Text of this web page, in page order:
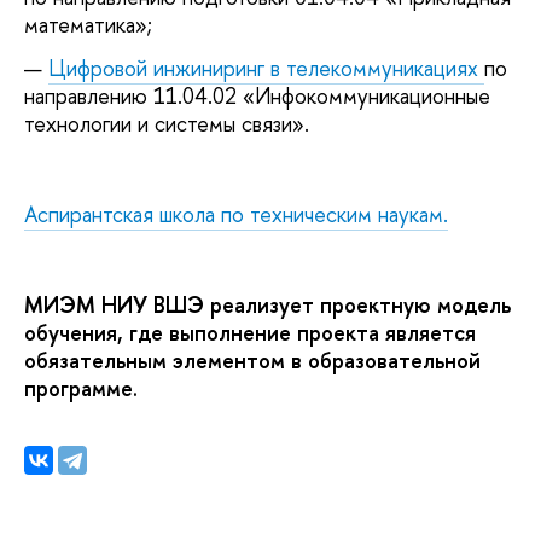
математика»;
Цифровой инжиниринг в телекоммуникациях по
направлению 11.04.02 «Инфокоммуникационные
технологии и системы связи».
Аспирантская школа по техническим наукам.
МИЭМ НИУ ВШЭ реализует проектную модель
обучения, где выполнение проекта является
обязательным элементом в образовательной
программе.